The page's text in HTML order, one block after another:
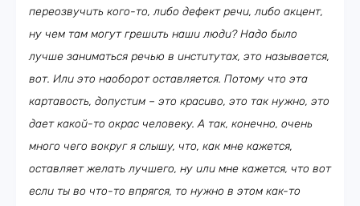
переозвучить кого-то, либо дефект речи, либо акцент,
ну чем там могут грешить наши люди? Надо было
лучше заниматься речью в институтах, это называется,
вот. Или это наоборот оставляется. Потому что эта
картавость, допустим – это красиво, это так нужно, это
дает какой-то окрас человеку. А так, конечно, очень
много чего вокруг я слышу, что, как мне кажется,
оставляет желать лучшего, ну или мне кажется, что вот
если ты во что-то впрягся, то нужно в этом как-то